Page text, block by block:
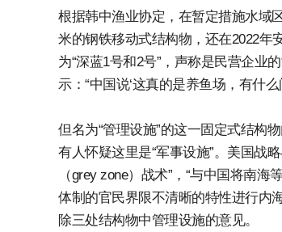
根据韩中渔业协定，在暂定措施水域
米的钢铁移动式结构物，还在2022年
为“深蓝1号和2号”，声称是民营企业
示：“中国说‘这真的是养鱼场，有什么
但名为“管理设施”的这一固定式结构
有人怀疑这里是“军事设施”。美国战
（grey zone）战术”，“与中国将南
体制的官民界限不清晰的特性进行内
除三处结构物中管理设施的意见。